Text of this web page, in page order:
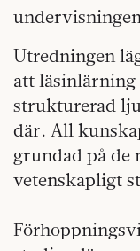
Utredningen
att läsinlärning
strukturerad
där. All
grundad på de
vetenskapligt